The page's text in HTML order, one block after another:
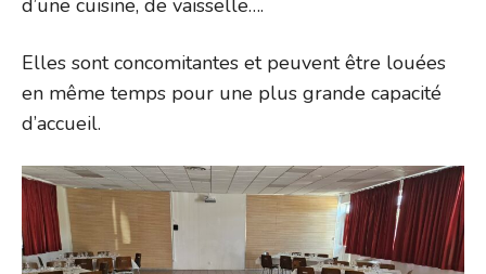
d’une cuisine, de vaisselle….
Elles sont concomitantes et peuvent être louées
en même temps pour une plus grande capacité
d’accueil.